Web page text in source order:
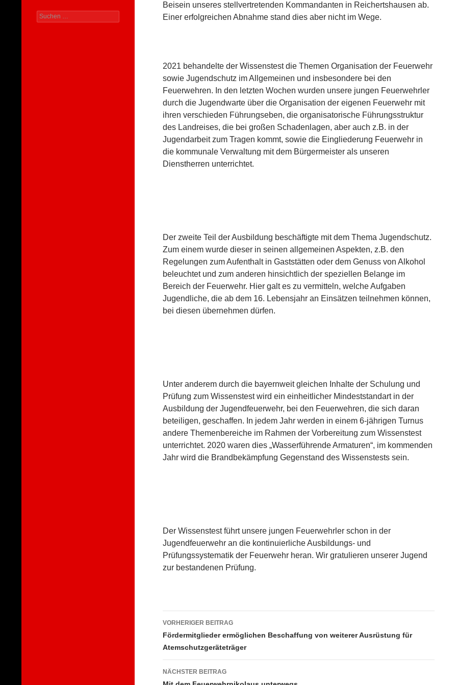
Beisein unseres stellvertretenden Kommandanten in Reichertshausen ab.
Einer erfolgreichen Abnahme stand dies aber nicht im Wege.
2021 behandelte der Wissenstest die Themen Organisation der Feuerwehr
sowie Jugendschutz im Allgemeinen und insbesondere bei den
Feuerwehren. In den letzten Wochen wurden unsere jungen Feuerwehrler
durch die Jugendwarte über die Organisation der eigenen Feuerwehr mit
ihren verschieden Führungseben, die organisatorische Führungsstruktur
des Landreises, die bei großen Schadenlagen, aber auch z.B. in der
Jugendarbeit zum Tragen kommt, sowie die Eingliederung Feuerwehr in
die kommunale Verwaltung mit dem Bürgermeister als unseren
Dienstherren unterrichtet.
Der zweite Teil der Ausbildung beschäftigte mit dem Thema Jugendschutz.
Zum einem wurde dieser in seinen allgemeinen Aspekten, z.B. den
Regelungen zum Aufenthalt in Gaststätten oder dem Genuss von Alkohol
beleuchtet und zum anderen hinsichtlich der speziellen Belange im
Bereich der Feuerwehr. Hier galt es zu vermitteln, welche Aufgaben
Jugendliche, die ab dem 16. Lebensjahr an Einsätzen teilnehmen können,
bei diesen übernehmen dürfen.
Unter anderem durch die bayernweit gleichen Inhalte der Schulung und
Prüfung zum Wissenstest wird ein einheitlicher Mindeststandart in der
Ausbildung der Jugendfeuerwehr, bei den Feuerwehren, die sich daran
beteiligen, geschaffen. In jedem Jahr werden in einem 6-jährigen Turnus
andere Themenbereiche im Rahmen der Vorbereitung zum Wissenstest
unterrichtet. 2020 waren dies „Wasserführende Armaturen“, im kommenden
Jahr wird die Brandbekämpfung Gegenstand des Wissenstests sein.
Der Wissenstest führt unsere jungen Feuerwehrler schon in der
Jugendfeuerwehr an die kontinuierliche Ausbildungs- und
Prüfungssystematik der Feuerwehr heran. Wir gratulieren unserer Jugend
zur bestandenen Prüfung.
Beitragsnavigation
VORHERIGER BEITRAG
Fördermitglieder ermöglichen Beschaffung von weiterer Ausrüstung für
Atemschutzgeräteträger
NÄCHSTER BEITRAG
Suchen
nach: